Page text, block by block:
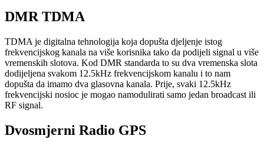
DMR TDMA
TDMA je digitalna tehnologija koja dopušta djeljenje istog
frekvencijskog kanala na više korisnika tako da podijeli signal u više
vremenskih slotova. Kod DMR standarda to su dva vremenska slota
dodijeljena svakom 12.5kHz frekvencijskom kanalu i to nam
dopušta da imamo dva glasovna kanala. Prije, svaki 12.5kHz
frekvencijski nosioc je mogao namodulirati samo jedan broadcast ili
RF signal.
Dvosmjerni Radio GPS